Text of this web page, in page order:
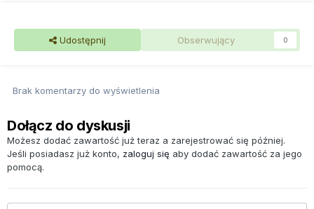
Udostępnij Obserwujący 0
Brak komentarzy do wyświetlenia
Dołącz do dyskusji
Możesz dodać zawartość już teraz a zarejestrować się później.
Jeśli posiadasz już konto, zaloguj się aby dodać zawartość za jego
pomocą.